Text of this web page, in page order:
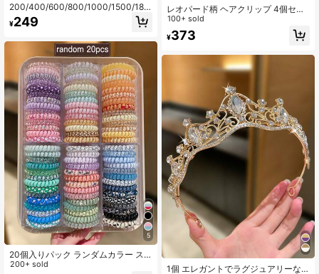
200/400/600/800/1000/1500/180
0/2000個 レディース 無地ヘアゴム
高弾性 ヘアバンド スウィート＆キュ
クセサリー バケーションアクセサリ
ー 様々なヘアスタイルに対応 レディ
ースヘアアクセサリー デイリーカジ
ュアル・お出かけ用 オールシーズン
対応
¥249
5
20個入りパック ランダムカラー ス
パイラルヘアタイ、高弾性ヘアシュ
200+ sold
レオパード柄 ヘアクリップ 4個セッ
ト、ミニマリストデザイン、ヘアア
クセサリー、カジュアル、ショッピ
ング、パーティー、キャンパス、デ
ル、誕生日に適しています
100+ sold
¥373
1個 エレガントでラグジュアリーな